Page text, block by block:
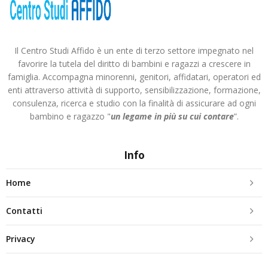
Il Centro Studi Affido è un ente di terzo settore impegnato nel
favorire la tutela del diritto di bambini e ragazzi a crescere in
famiglia. Accompagna minorenni, genitori, affidatari, operatori ed
enti attraverso attività di supporto, sensibilizzazione, formazione,
consulenza, ricerca e studio con la finalità di assicurare ad ogni
bambino e ragazzo "un legame in più su cui contare”.
Info
Home
Contatti
Privacy